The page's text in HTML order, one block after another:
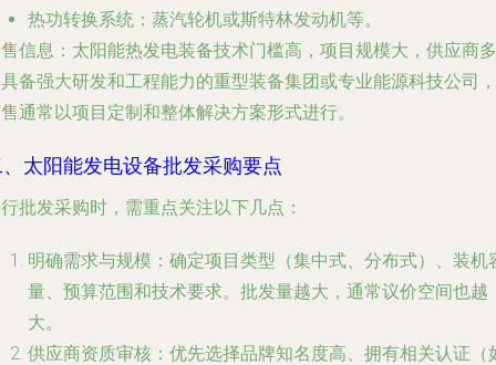
热功转换系统 ：蒸汽轮机或斯特林发动机等。
信息 ：太阳能热发电装备技术门槛高，项目规模大，供应商多
备强大研发和工程能力的重型装备集团或专业能源科技公司，
通常以项目定制和整体解决方案形式进行。
太阳能发电设备批发采购要点
批发采购时，需重点关注以下几点：
明确需求与规模 ：确定项目类型（集中式、分布式）、装机
量、预算范围和技术要求。批发量越大，通常议价空间也越
大。
供应商资质审核 ：优先选择品牌知名度高、拥有相关认证（